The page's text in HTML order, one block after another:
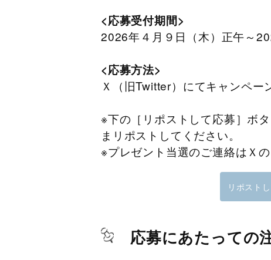
<応募受付期間>
2026年４月９日（木）正午～
<応募方法>
Ｘ（旧Twitter）にてキャンペー
※下の［リポストして応募］ボ
まリポストしてください。
※プレゼント当選のご連絡はＸ
リポスト
応募にあたっての